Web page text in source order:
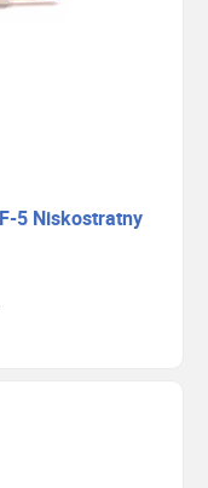
5 Niskostratny